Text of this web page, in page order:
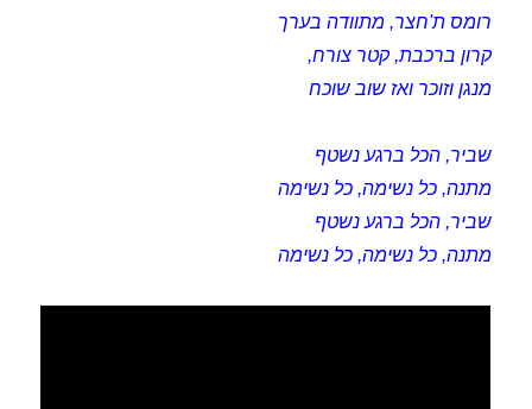
רומס ת'חצר, מתוודה בערך
קרון ברכבת, קטר צורח,
מנגן וזוכר ואז שוב שוכח
שביר, הכל ברגע נשטף
מתנה, כל נשימה, כל נשימה
שביר, הכל ברגע נשטף
מתנה, כל נשימה, כל נשימה